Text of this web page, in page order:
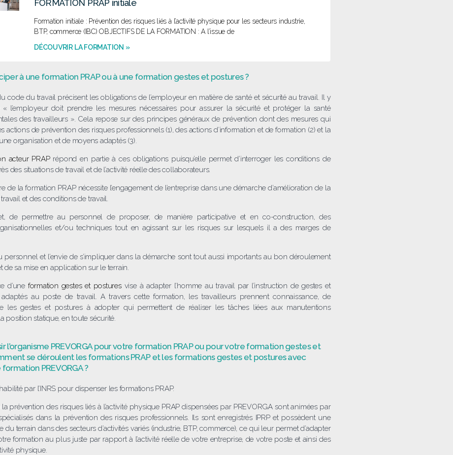
FORMATION PRAP initiale
Formation initiale : Prévention des risques liés à l’activité physique pour les secteurs industrie,
BTP, commerce (IBC) OBJECTIFS DE LA FORMATION : A l’issue de
DÉCOUVRIR LA FORMATION »
à une formation PRAP ou à une formation gestes et postures ?
du code du travail précisent les obligations de l’employeur en matière de santé et sécurité au travail. Il y
l’employeur doit prendre les mesures nécessaires pour assurer la sécurité et protéger la santé
des travailleurs ». Cela repose sur des principes généraux de prévention dont des mesures qui
actions de prévention des risques professionnels (1), des actions d’information et de formation (2) et la
organisation et de moyens adaptés (3).
acteur PRAPrépond en partie à ces obligations puisqu’elle permet d’interroger les conditions de
des situations de travail et de l’activité réelle des collaborateurs.
de la formation PRAP nécessite l’engagement de l’entreprise dans une démarche d’amélioration de la
et des conditions de travail.
de permettre au personnel de proposer, de manière participative et en co-construction, des
et/ou techniques tout en agissant sur les risques sur lesquels il a des marges de
personnel et l’envie de s’impliquer dans la démarche sont tout aussi importants au bon déroulement
de sa mise en application sur le terrain.
d’une formation gestes et posturesvise à adapter l’homme au travail par l’instruction de gestes et
au poste de travail. A travers cette formation, les travailleurs prennent connaissance, de
les gestes et postures à adopter qui permettent de réaliser les tâches liées aux manutentions
position statique, en toute sécurité.
l’organisme PREVORGA pour votre formation PRAP ou pour votre formation gestes et
se déroulent les formations PRAP et les formations gestes et postures avec
PREVORGA ?
par l’INRS pour dispenser les formations PRAP.
prévention des risques liés à l’activité physique PRAP dispensées par PREVORGA sont animées par
dans la prévention des risques professionnels. Ils sont enregistrés IPRP et possèdent une
du terrain dans des secteurs d’activités variés (industrie, BTP, commerce), ce qui leur permet d’adapter
formation au plus juste par rapport à l’activité réelle de votre entreprise, de votre poste et ainsi des
physique.